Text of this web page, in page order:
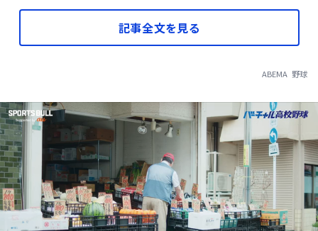
記事全文を見る
ABEMA 野球